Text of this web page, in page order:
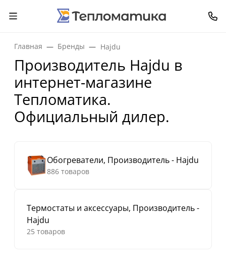
Главная Бренды Hajdu
Производитель Hajdu в
интернет-магазине
Тепломатика.
Официальный дилер.
Обогреватели, Производитель - Hajdu
886 товаров
Термостаты и аксессуары, Производитель -
Hajdu
25 товаров